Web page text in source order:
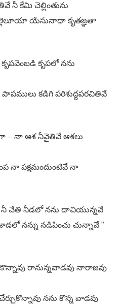
నీ కేమి చెల్లింతును
యేసునాధా కృతజ్ఞతా
కృపవెంబడి కృపలో నను
కడిగి పరిశుద్దపరచితివే
– నా ఆశ నీవైతివే ఆశలు
నా పక్షమందుంటివే నా
చేతి నీడలో నను దాచియున్నవే
నన్ను నడిపించు చున్నావే ”
రానున్నవాడవు నారాజవు
నను కొన్న వాడవు